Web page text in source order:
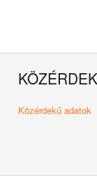
Közérdekű adatok